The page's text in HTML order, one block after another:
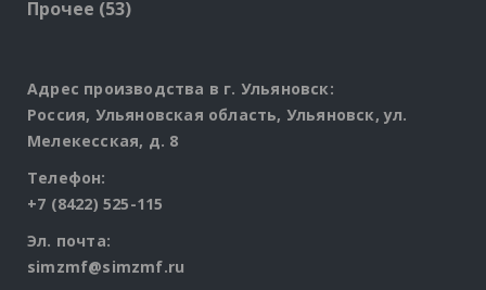
Прочее 5353
Адрес производства в г. Ульяновск:
Россия, Ульяновская область, Ульяновск, ул.
Мелекесская, д. 8
Телефон:
+7 (8422) 525-115
Эл. почта:
simzmf@simzmf.ru